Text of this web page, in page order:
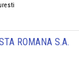
ROMANA S.A.